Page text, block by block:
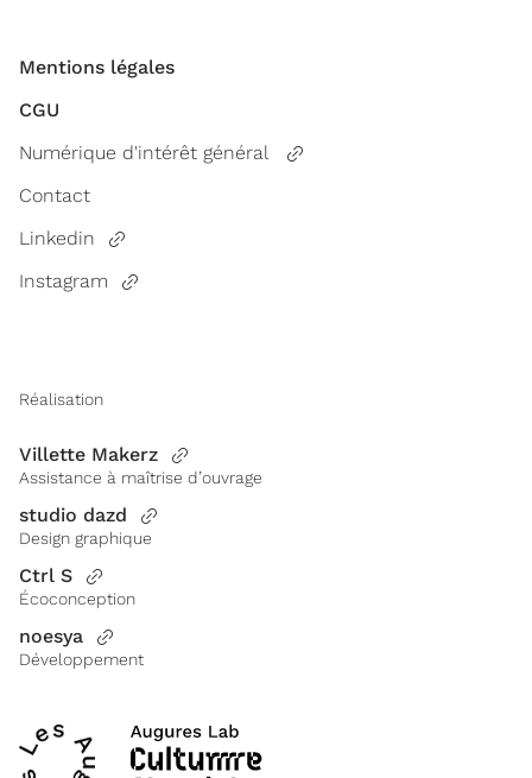
Mentions légales
CGU
Numérique d'intérêt général
Contact
Linkedin
Instagram
Réalisation
Villette Makerz
Assistance à maîtrise d’ouvrage
studio dazd
Design graphique
Ctrl S
Écoconception
noesya
Développement